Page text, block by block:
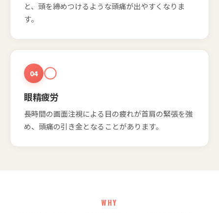
と、頭を締めつけるような頭痛が出やすくなりま
す。
04
眼精疲労
長時間の画面注視による目の疲れが首肩の緊張を強
め、頭痛の引き金となることがあります。
WHY